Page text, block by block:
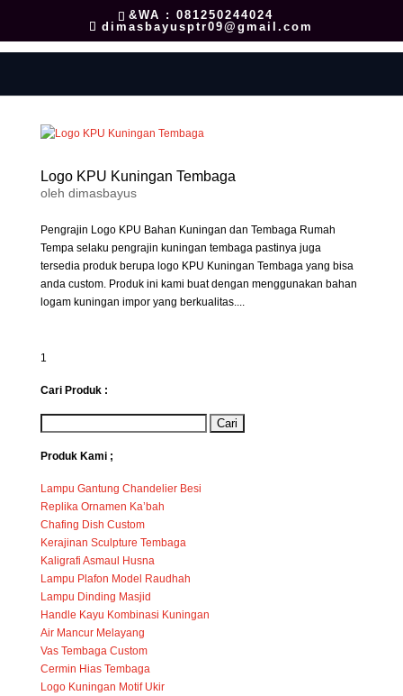
&WA : 081250244024
dimasbayusptr09@gmail.com
Logo KPU Kuningan Tembaga
oleh dimasbayus
Pengrajin Logo KPU Bahan Kuningan dan Tembaga Rumah
Tempa selaku pengrajin kuningan tembaga pastinya juga
tersedia produk berupa logo KPU Kuningan Tembaga yang bisa
anda custom. Produk ini kami buat dengan menggunakan bahan
logam kuningan impor yang berkualitas....
1
Cari Produk :
Produk Kami ;
Lampu Gantung Chandelier Besi
Replika Ornamen Ka’bah
Chafing Dish Custom
Kerajinan Sculpture Tembaga
Kaligrafi Asmaul Husna
Lampu Plafon Model Raudhah
Lampu Dinding Masjid
Handle Kayu Kombinasi Kuningan
Air Mancur Melayang
Vas Tembaga Custom
Cermin Hias Tembaga
Logo Kuningan Motif Ukir